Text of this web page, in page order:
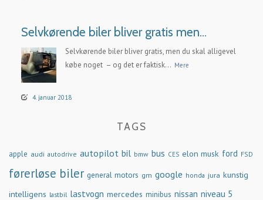
Selvkørende biler bliver gratis men…
Selvkørende biler bliver gratis, men du skal alligevel
købe noget – og det er faktisk... Mere
4. januar 2018
TAGS
apple audi autodrive autopilot bil bmw bus CES elon musk ford FSD
førerløse biler general motors gm google honda jura kunstig
intelligens lastbil lastvogn mercedes minibus nissan niveau 5